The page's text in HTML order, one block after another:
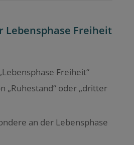
Lebensphase Freiheit
Freiheit“
„Ruhestand“ oder „dritter
an der Lebensphase